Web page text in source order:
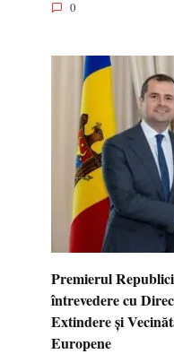
0
Premierul
întrevedere cu
Extindere și
Europene